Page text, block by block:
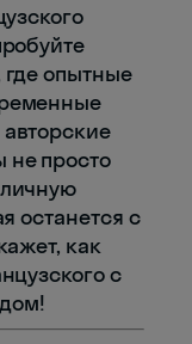
где опытные
не просто
останется с
как
с